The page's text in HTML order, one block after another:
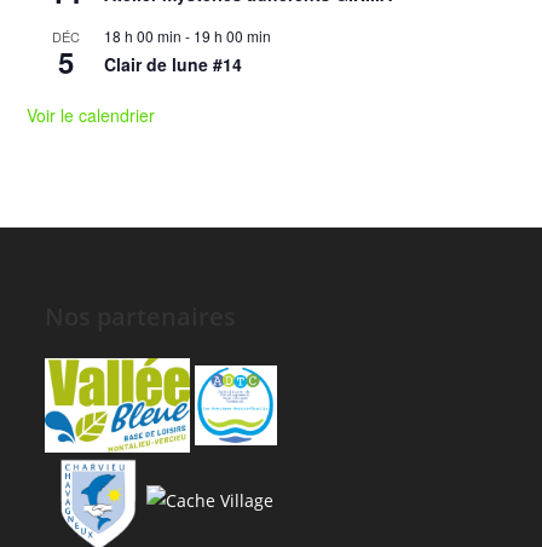
DÉC
5
18 h 00 min - 19 h 00 min
Clair de lune #14
Voir le calendrier